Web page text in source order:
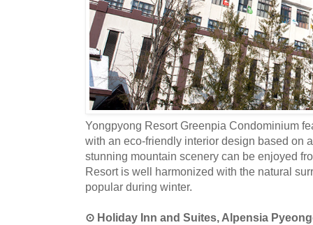
Yongpyong Resort Greenpia Condominium
with an eco-friendly interior design based on
stunning mountain scenery can be enjoyed
Resort is well harmonized with the natural
popular during winter.
⊙ Holiday Inn and Suites, Alpensia